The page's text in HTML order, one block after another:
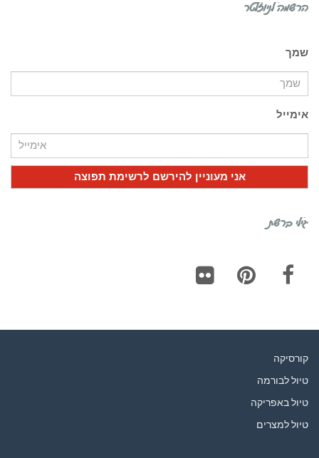
הרשמה לניוזלטר
שמך
אימייל
גילי ברשת
קורסיקה
טיול לבורמה
טיול באפריקה
טיול למצרים